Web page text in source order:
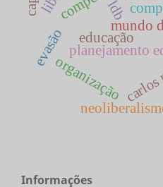
educação
mundo
planejamento
organização
ldb
evasão
Informações